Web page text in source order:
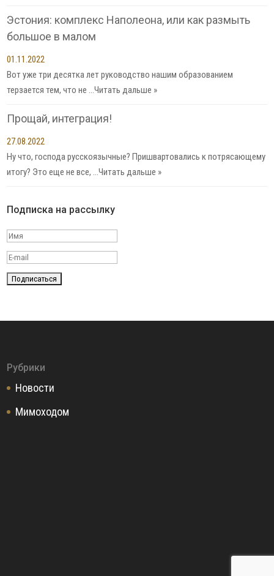
Эстония: комплекс Наполеона, или как размыть
большое в малом
01.11.2022
Вот уже три десятка лет руководство нашим образованием
терзается тем, что не …Читать дальше »
Прощай, интеграция!
27.08.2022
Ну что, господа русскоязычные? Пришвартовались к потрясающему
итогу? Это еще не все, …Читать дальше »
Подписка на рассылку
Рубрики
Новости
Мимоходом